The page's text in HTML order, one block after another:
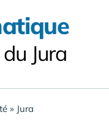
Jura
» Jura